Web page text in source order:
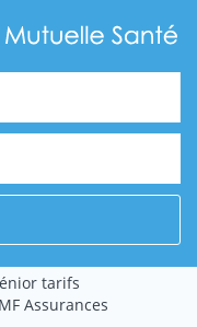
tarifs
Assurances